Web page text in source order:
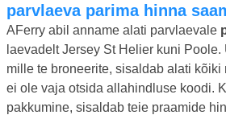
parvlaeva parima hinna
AFerry abil anname alati parvlaevale
laevadelt Jersey St Helier kuni
mille te broneerite, sisaldab alati kõiki
ei ole vaja otsida allahindluse koodi.
pakkumine, sisaldab teie praamide